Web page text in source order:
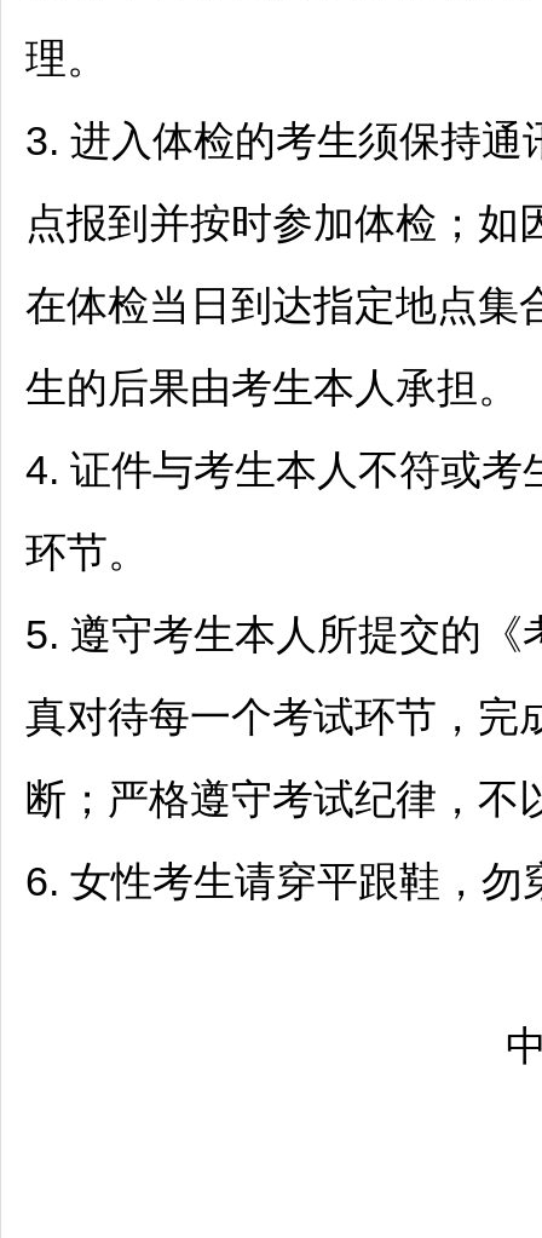
理。
3. 进入体检的考生须保持
点报到并按时参加体检；如
在体检当日到达指定地点集
生的后果由考生本人承担。
4. 证件与考生本人不符或
环节。
5. 遵守考生本人所提交的《
真对待每一个考试环节，完
断；严格遵守考试纪律，不
6. 女性考生请穿平跟鞋，勿
中